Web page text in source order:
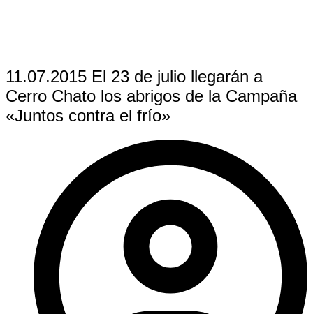
11.07.2015 El 23 de julio llegarán a
Cerro Chato los abrigos de la Campaña
«Juntos contra el frío»